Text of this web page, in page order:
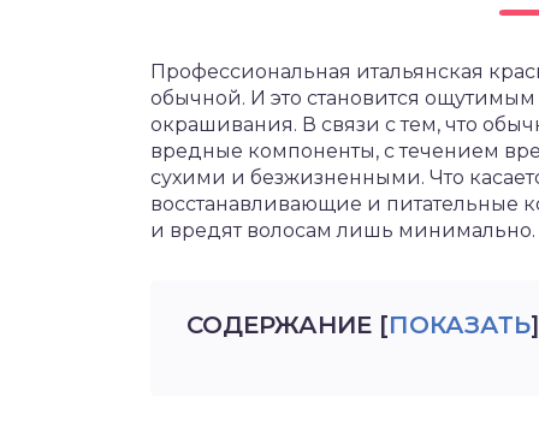
Профессиональная итальянская
обычной. И это становится
окрашивания. В связи с тем, что
вредные компоненты, с течением
сухими и безжизненными. Что
восстанавливающие и питательные
и вредят волосам лишь минимально.
СОДЕРЖАНИЕ [ПОКАЗАТЬ]